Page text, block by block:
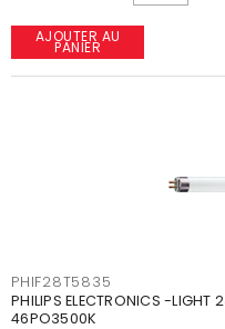
AJOUTER AU
PANIER
PHIF28T5835
PHILIPS ELECTRONICS -LIGHT
46PO3500K